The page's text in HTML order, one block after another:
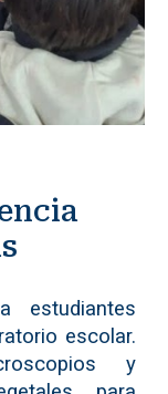
estudiantes
escolar.
y